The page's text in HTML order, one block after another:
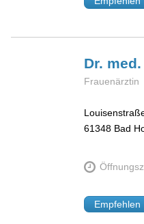
Dr.
Frauenärztin
61348 Bad
Empfehlen